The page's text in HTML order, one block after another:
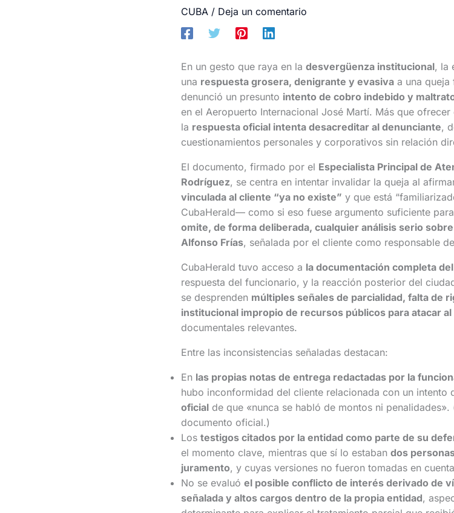
CUBA/ Deja un comentario
En un gesto que raya en la desvergüenza institucional, la
una respuesta grosera, denigrante y evasivaa una queja
denunció un presunto intento de cobro indebido y
en el Aeropuerto Internacional José Martí. Más que
la respuesta oficial intenta desacreditar al denunciante,
cuestionamientos personales y corporativos sin relación
El documento, firmado por el Especialista Principal de
Rodríguez, se centra en intentar invalidar la queja al
vinculada al cliente “ya no existe” y que está
CubaHerald— como si eso fuese argumento suficiente
omite, de forma deliberada, cualquier análisis serio
Alfonso Frías, señalada por el cliente como responsable
CubaHerald tuvo acceso a la documentación completa
respuesta del funcionario, y la reacción posterior del
se desprenden múltiples señales de parcialidad, falta de
institucional impropio de recursos públicos para atacar
documentales relevantes.
Entre las inconsistencias señaladas destacan:
En las propias notas de entrega redactadas por la
hubo inconformidad del cliente relacionada con un intento
oficialde que «nunca se habló de montos ni
documento oficial.)
Los testigos citados por la entidad como parte de su
el momento clave, mientras que sí lo estaban dos
juramento, y cuyas versiones no fueron tomadas en
No se evaluó el posible conflicto de interés derivado de
señalada y altos cargos dentro de la propia entidad,